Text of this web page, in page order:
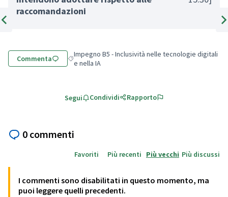
raccomandazioni
Commenta Filtra i risultati per categoria: Impegno B5 -
Impegno B5 - Inclusività nelle tecnologie digitali
e nella IA
Segui Condividi Rapporto
0 commenti
Favoriti Più recenti Più vecchi Più discussi
I commenti sono disabilitati in questo momento, ma
puoi leggere quelli precedenti.